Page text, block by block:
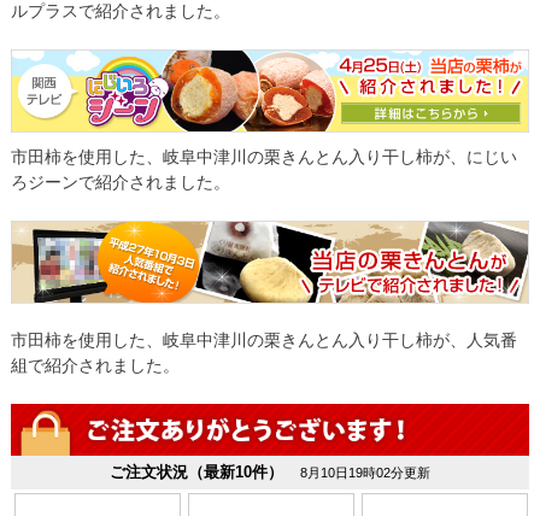
ルプラスで紹介されました。
市田柿を使用した、岐阜中津川の栗きんとん入り干し柿が、にじい
ろジーンで紹介されました。
市田柿を使用した、岐阜中津川の栗きんとん入り干し柿が、人気番
組で紹介されました。